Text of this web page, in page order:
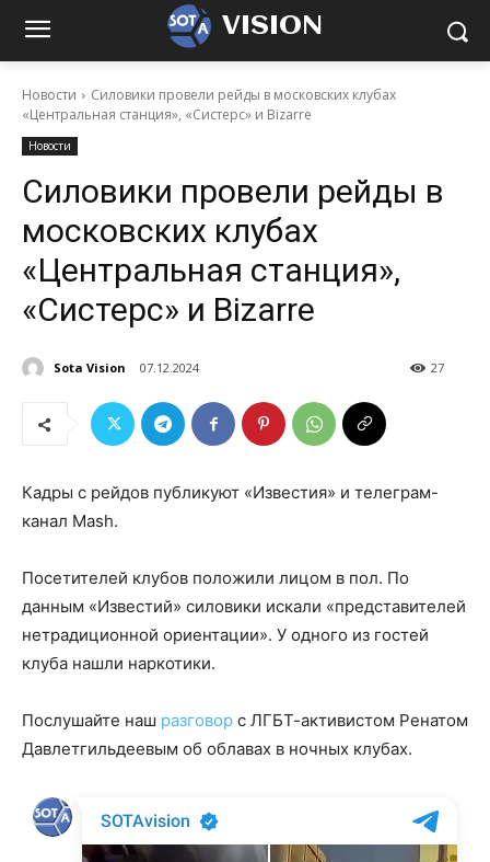
VISION
Новости
Силовики провели рейды в московских клубах
«Центральная станция», «Систерс» и Bizarre
Новости
Силовики провели рейды в
московских клубах
«Центральная станция»,
«Систерс» и Bizarre
Sota Vision 07.12.2024 27
Кадры с рейдов публикуют «Известия» и телеграм-
канал Mash.
Посетителей клубов положили лицом в пол. По
данным «Известий» силовики искали «представителей
нетрадиционной ориентации». У одного из гостей
клуба нашли наркотики.
Послушайте наш разговор с ЛГБТ-активистом Ренатом
Давлетгильдеевым об облавах в ночных клубах.